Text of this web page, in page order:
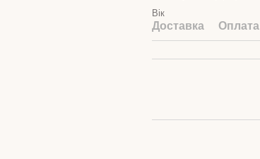
Вік
Доставка Оплата